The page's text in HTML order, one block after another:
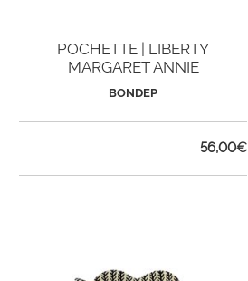
POCHETTE | LIBERTY
MARGARET ANNIE
BONDEP
56,00€